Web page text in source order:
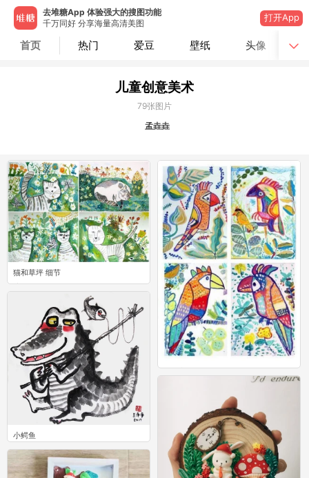
去堆糖App 体验强大的搜图功能
千万同好 分享海量高清美图
打开App
首页 热门 爱豆 壁纸 头像
儿童创意美术
79张图片
孟垚垚
猫和草坪 细节
2
五彩文鸟
小鳄鱼
0